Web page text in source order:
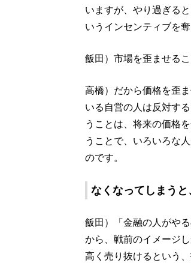
いますが、やり過ぎる
いうインセンティブを
飯田）市場を歪ませる
高橋）だから価格を歪
いる自営の人は反対す
うことは、将来の価格
うことで、いろいろな
のです。
なくなってしまう
飯田）「金融の人がや
から、戦前のイメージ
高く売り抜けるという